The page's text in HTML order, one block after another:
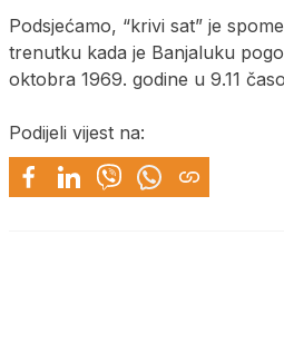
Podsjećamo, “krivi sat” je
trenutku kada je Banjaluku
oktobra 1969. godine u 9.11
Podijeli vijest na: